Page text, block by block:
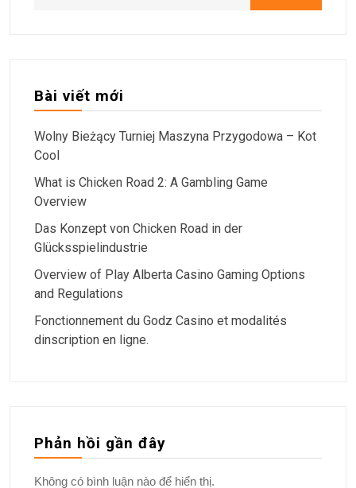
Bài viết mới
Wolny Bieżący Turniej Maszyna Przygodowa – Kot
Cool
What is Chicken Road 2: A Gambling Game
Overview
Das Konzept von Chicken Road in der
Glücksspielindustrie
Overview of Play Alberta Casino Gaming Options
and Regulations
Fonctionnement du Godz Casino et modalités
dinscription en ligne.
Phản hồi gần đây
Không có bình luận nào để hiển thị.